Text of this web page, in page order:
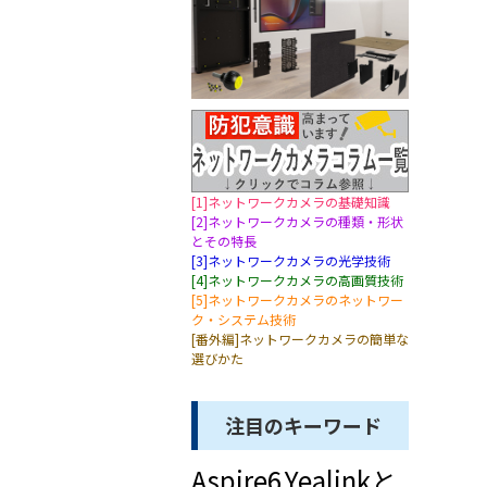
[1]ネットワークカメラの基礎知識
[2]ネットワークカメラの種類・形状
とその特長
[3]ネットワークカメラの光学技術
[4]ネットワークカメラの高画質技術
[5]ネットワークカメラのネットワー
ク・システム技術
[番外編]ネットワークカメラの簡単な
選びかた
注目のキーワード